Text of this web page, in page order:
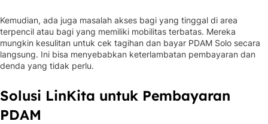
Kemudian, ada juga masalah akses bagi yang tinggal di area
terpencil atau bagi yang memiliki mobilitas terbatas. Mereka
mungkin kesulitan untuk cek tagihan dan bayar PDAM Solo secara
langsung. Ini bisa menyebabkan keterlambatan pembayaran dan
denda yang tidak perlu.
Solusi LinKita untuk Pembayaran
PDAM